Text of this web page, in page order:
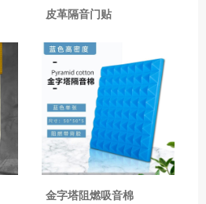
皮革隔音门贴
金字塔阻燃吸音棉